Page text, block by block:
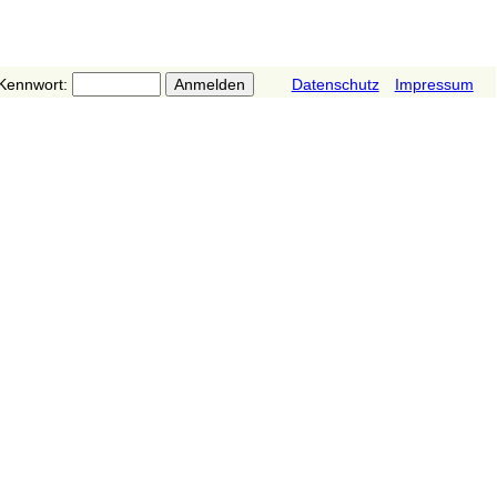
Datenschutz Impressum